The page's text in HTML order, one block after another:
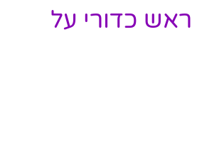
כדורי על